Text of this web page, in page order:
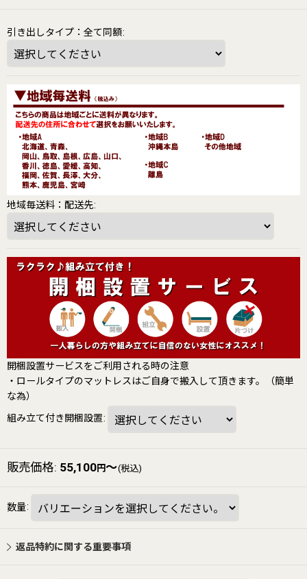
引き出しタイプ：全て同額:
地域毎送料：配送先:
開梱設置サービスをご利用される時の注意
・ロールタイプのマットレスはご自身で搬入して頂きます。（簡単
な為）
組み立て付き開梱設置:
販売価格: 55,100円～(税込)
数量:
返品特約に関する重要事項